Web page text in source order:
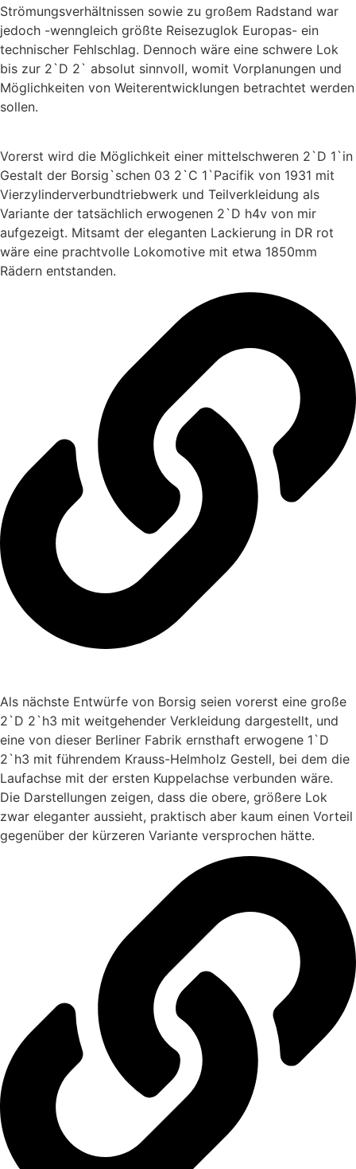
Strömungsverhältnissen sowie zu großem Radstand war
jedoch -wenngleich größte Reisezuglok Europas- ein
technischer Fehlschlag. Dennoch wäre eine schwere Lok
bis zur 2`D 2` absolut sinnvoll, womit Vorplanungen und
Möglichkeiten von Weiterentwicklungen betrachtet werden
sollen.
Vorerst wird die Möglichkeit einer mittelschweren 2`D 1`in
Gestalt der Borsig`schen 03 2`C 1`Pacifik von 1931 mit
Vierzylinderverbundtriebwerk und Teilverkleidung als
Variante der tatsächlich erwogenen 2`D h4v von mir
aufgezeigt. Mitsamt der eleganten Lackierung in DR rot
wäre eine prachtvolle Lokomotive mit etwa 1850mm
Rädern entstanden.
Als nächste Entwürfe von Borsig seien vorerst eine große
2`D 2`h3 mit weitgehender Verkleidung dargestellt, und
eine von dieser Berliner Fabrik ernsthaft erwogene 1`D
2`h3 mit führendem Krauss-Helmholz Gestell, bei dem die
Laufachse mit der ersten Kuppelachse verbunden wäre.
Die Darstellungen zeigen, dass die obere, größere Lok
zwar eleganter aussieht, praktisch aber kaum einen Vorteil
gegenüber der kürzeren Variante versprochen hätte.